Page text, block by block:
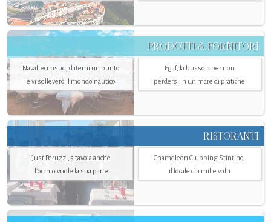
PRODOTTI & FORNITORI
Navaltecnosud, datemi un punto
e vi solleverò il mondo nautico
Egaf, la bussola per non
perdersi in un mare di pratiche
RISTORANTI
Just Peruzzi, a tavola anche
l’occhio vuole la sua parte
Chameleon Clubbing Stintino,
il locale dai mille volti